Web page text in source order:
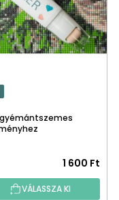
gyémántszemes
termék
átlagos
1 600 Ft
VÁLASSZA KI